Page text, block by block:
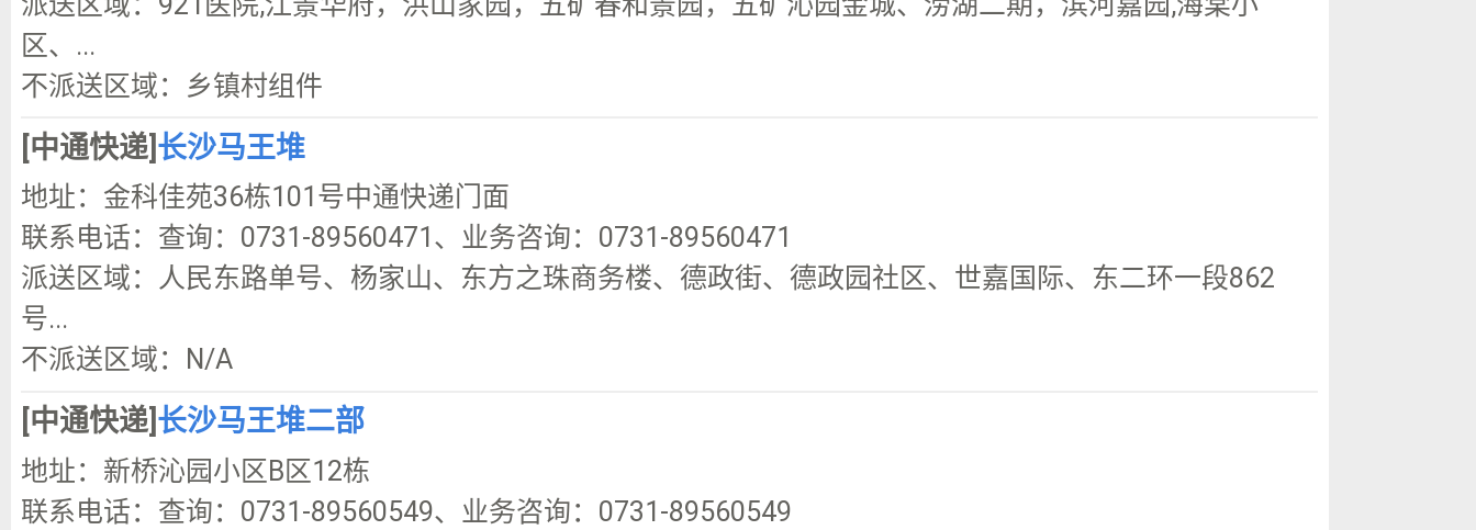
区、...
不派送区域：乡镇村组件
[中通快递]长沙马王堆
地址：金科佳苑36栋101号中通快递门面
联系电话：查询：0731-89560471、业务咨询：0731-89560471
派送区域：人民东路单号、杨家山、东方之珠商务楼、德政街、德政园社区、世嘉国际、东二环一段862
号...
不派送区域：N/A
[中通快递]长沙马王堆二部
地址：新桥沁园小区B区12栋
联系电话：查询：0731-89560549、业务咨询：0731-89560549